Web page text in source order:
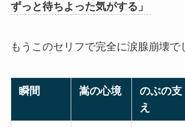
ずっと待ちよった気がする」
もうこのセリフで完全に涙腺崩壊で
瞬間 嵩の心境
のぶの支
え